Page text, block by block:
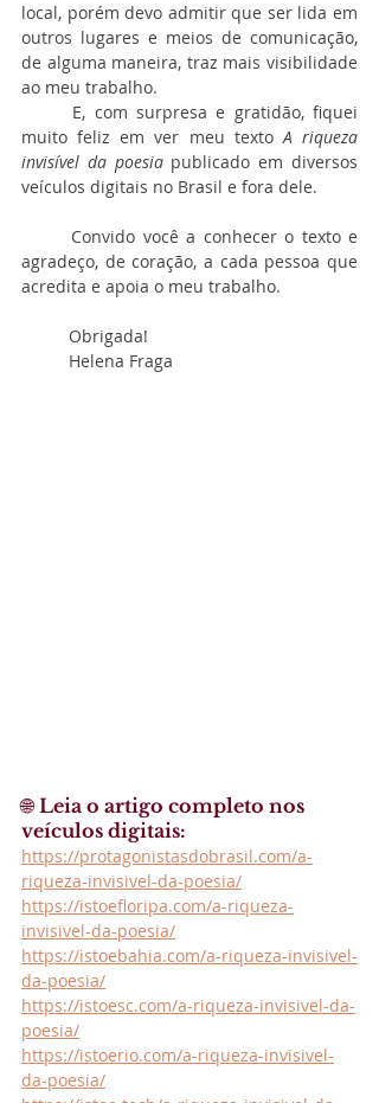
local, porém devo admitir que ser lida em
outros lugares e meios de comunicação,
de alguma maneira, traz mais visibilidade
ao meu trabalho.
muito feliz em ver meu texto A riqueza
invisível da poesia publicado em diversos
veículos digitais no Brasil e fora dele.
agradeço, de coração, a cada pessoa que
acredita e apoia o meu trabalho.
	Obrigada!
	Helena Fraga
🌐 Leia o artigo completo nos
veículos digitais:
https://protagonistasdobrasil.com/a-
riqueza-invisivel-da-poesia/
https://istoefloripa.com/a-riqueza-
invisivel-da-poesia/
https://istoebahia.com/a-riqueza-invisivel-
da-poesia/
https://istoesc.com/a-riqueza-invisivel-da-
poesia/
https://istoerio.com/a-riqueza-invisivel-
da-poesia/